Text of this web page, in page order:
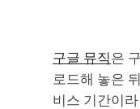
구글 뮤직은
로드해 놓은
비스 기간이